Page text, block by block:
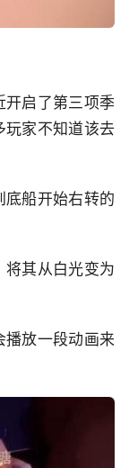
开启了第三项季
玩家不知道该去
底船开始右转的
其从白光变为
放一段动画来